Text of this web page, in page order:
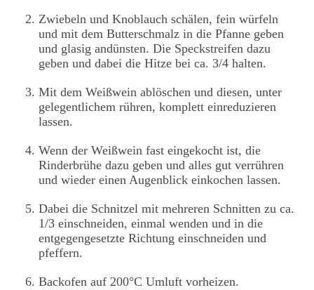
Zwiebeln und Knoblauch schälen, fein würfeln
und mit dem Butterschmalz in die Pfanne geben
und glasig andünsten. Die Speckstreifen dazu
geben und dabei die Hitze bei ca. 3/4 halten.
Mit dem Weißwein ablöschen und diesen, unter
gelegentlichem rühren, komplett einreduzieren
lassen.
Wenn der Weißwein fast eingekocht ist, die
Rinderbrühe dazu geben und alles gut verrühren
und wieder einen Augenblick einkochen lassen.
Dabei die Schnitzel mit mehreren Schnitten zu ca.
1/3 einschneiden, einmal wenden und in die
entgegengesetzte Richtung einschneiden und
pfeffern.
Backofen auf 200°C Umluft vorheizen.